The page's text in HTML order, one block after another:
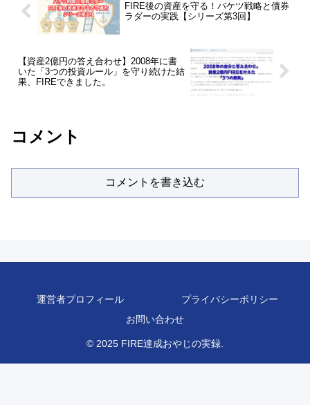
FIRE後の資産を守る！バケツ戦略と債券
ラダーの実践【シリーズ第3回】
【資産2億円の答え合わせ】2008年に書
いた「3つの投資ルール」を守り続けた結
果、FIREできました。
コメント
コメントを書き込む
運営者プロフィール
プライバシーポリシー
お問い合わせ
© 2025 FIRE達成おやじの実録.